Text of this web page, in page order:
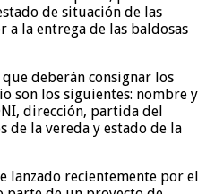
de situación de las
a la entrega de las baldosas
deberán consignar los
son los siguientes: nombre y
dirección, partida del
de la vereda y estado de la
lanzado recientemente por el